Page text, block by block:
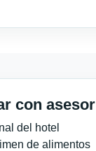
con asesor
del hotel
de alimentos